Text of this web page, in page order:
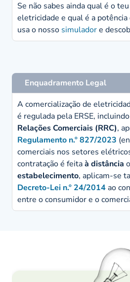
Se não sabes ainda qual é o
eletricidade e qual é a
usa o nosso simuladore
Enquadramento Legal
A comercialização de
é regulada pela ERSE,
Relações Comerciais (RRC),
Regulamento n.º 827/2023
comerciais nos setores
contratação é feitaà distância
estabelecimento, aplicam-se
Decreto-Lei n.º 24/2014 ao
entre o consumidor e o